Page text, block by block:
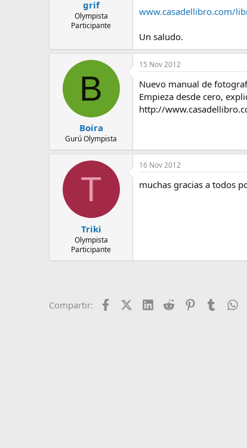
grif
Olympista
Participante
www.casadellibro.com/
Un saludo.
B
Boira
Gurú Olympista
15 Nov 2012
Nuevo manual de
Empieza desde cero,
http://
T
Triki
Olympista
Participante
16 Nov 2012
muchas gracias a todos
Compartir: FacebookX (Twitter)
LinkedIn
Reddit PinterestTumblr